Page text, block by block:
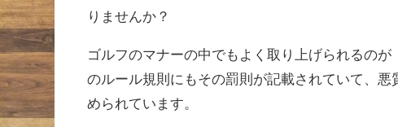
りませんか？
ゴルフのマナーの中でもよく取り上げられるの
のルール規則にもその罰則が記載されていて、
められています。